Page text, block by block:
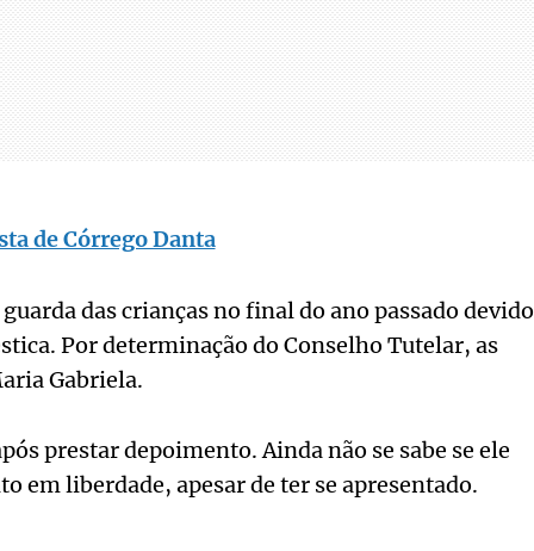
de Córrego Danta
das crianças no final do ano passado devido
Por determinação do Conselho Tutelar, as
Gabriela.
prestar depoimento. Ainda não se sabe se ele
em liberdade, apesar de ter se apresentado.